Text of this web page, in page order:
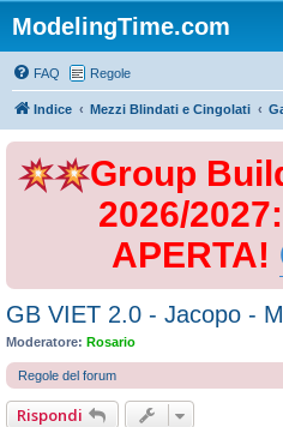
ModelingTime.com
FAQ Regole
Indice Mezzi Blindati e Cingolati
Group
2026/
APERTA!
GB VIET 2.0 - Jacopo -
Moderatore: Rosario
Regole del forum
Rispondi